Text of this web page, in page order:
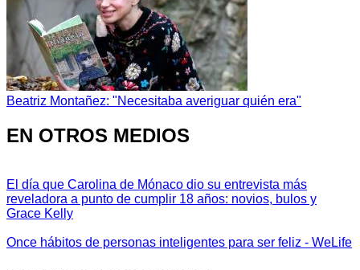
Beatriz Montañez: "Necesitaba averiguar quién era"
EN OTROS MEDIOS
El día que Carolina de Mónaco dio su entrevista más
reveladora a punto de cumplir 18 años: novios, bulos y
Grace Kelly
Once hábitos de personas inteligentes para ser feliz - WeLife